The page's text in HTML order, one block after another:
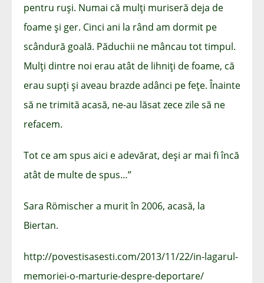
pentru ruși. Numai că mulți muriseră deja de
foame și ger. Cinci ani la rând am dormit pe
scândură goală. Păduchii ne mâncau tot timpul.
Mulți dintre noi erau atât de lihniți de foame, că
erau supți și aveau brazde adânci pe fețe. Înainte
să ne trimită acasă, ne-au lăsat zece zile să ne
refacem.
Tot ce am spus aici e adevărat, deși ar mai fi încă
atât de multe de spus…”
Sara Römischer a murit în 2006, acasă, la
Biertan.
http://povestisasesti.com/2013/11/22/in-lagarul-
memoriei-o-marturie-despre-deportare/